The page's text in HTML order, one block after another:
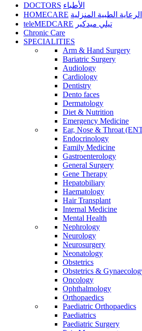
DOCTORS الأطباء
HOMECARE الطبية المنزلية
teleMEDCARE تيلي ميدكير
Chronic Care
SPECIALITIES
Arm & Hand Surgery
Bariatric Surgery
Audiology
Cardiology
Dentistry
Dento faces
Dermatology
Diet & Nutrition
Emergency Medicine
Ear, Nose & Throat
Endocrinology
Family Medicine
Gastroenterology
General Surgery
Gene Therapy
Hepatobiliary
Haematology
Hair Transplant
Internal Medicine
Mental Health
Nephrology
Neurology
Neurosurgery
Neonatology
Obstetrics
Obstetrics &
Oncology
Ophthalmology
Orthopaedics
Paediatric Orthopaedics
Paediatrics
Paediatric Surgery